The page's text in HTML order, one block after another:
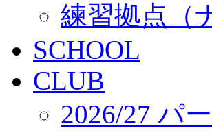
練習拠点（
SCHOOL
CLUB
2026/27 パ